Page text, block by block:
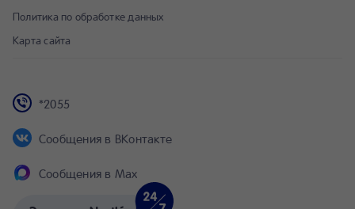
Политика по обработке данных
Карта сайта
*2055
Сообщения в ВКонтакте
Сообщения в Max